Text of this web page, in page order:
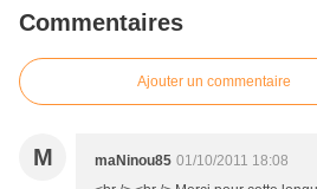
Commentaires
Ajouter un commentaire
M maNinou85 01/10/2011 18:08